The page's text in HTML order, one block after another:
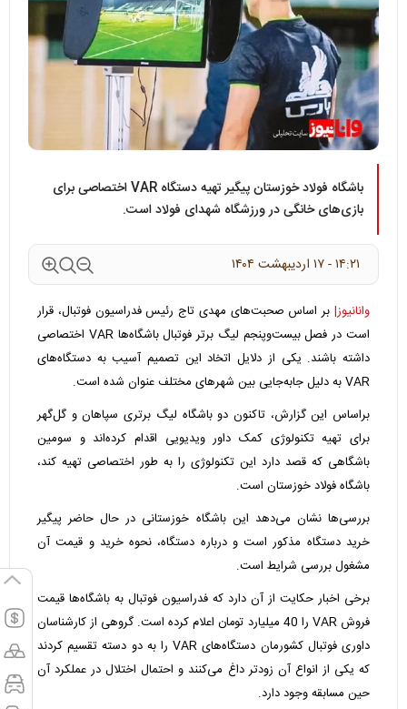
باشگاه فولاد خوزستان پیگیر تهیه دستگاه VAR اختصاصی برای
بازی‌های خانگی در ورزشگاه شهدای فولاد است.
۱۴:۲۱ - ۱۷ ارديبهشت ۱۴۰۴
وانانیوز| بر اساس صحبت‌های مهدی تاج رئیس فدراسیون فوتبال، قرار
است در فصل بیست‌و‌پنجم لیگ برتر فوتبال باشگاه‌ها VAR اختصاصی
داشته باشند. یکی از دلایل اتخاد این تصمیم آسیب به دستگاه‌های
VAR به دلیل جابه‌جایی بین شهرهای مختلف عنوان شده است.
براساس این گزارش، تاکنون دو باشگاه لیگ برتری سپاهان و گل‌گهر
برای تهیه تکنولوژی کمک داور ویدیویی اقدام کرده‌اند و سومین
باشگاهی که قصد دارد این تکنولوژی را به طور اختصاصی تهیه کند،
باشگاه فولاد خوزستان است.
بررسی‌ها نشان می‌دهد این باشگاه خوزستانی در حال حاضر پیگیر
خرید دستگاه مذکور است و درباره دستگاه، نحوه خرید و قیمت آن
مشغول بررسی شرایط است.
برخی اخبار حکایت از آن دارد که فدراسیون فوتبال به باشگاه‌ها قیمت
فروش VAR را 40 میلیارد تومان اعلام کرده است. گروهی از کارشناسان
داوری فوتبال کشورمان دستگاه‌های VAR را به دو دسته تقسیم کردند
که یکی از انواع آن زودتر داغ می‌کنند و احتمال اختلال در عملکرد آن
حین مسابقه وجود دارد.